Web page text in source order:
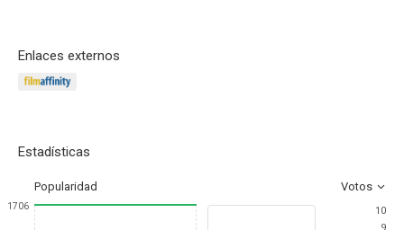
Enlaces externos
Estadísticas
Popularidad Votos
1706
10